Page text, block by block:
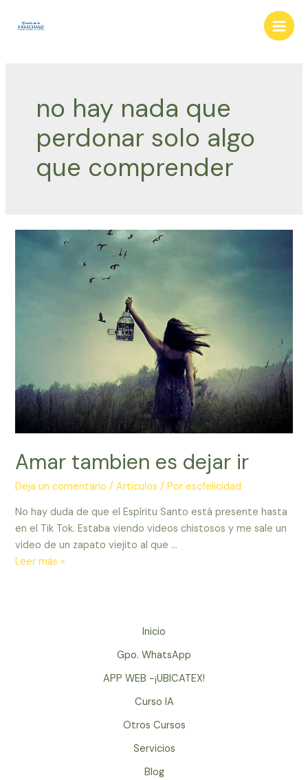
Main
no hay nada que
perdonar solo algo
que comprender
Amar tambien es dejar ir
Deja un comentario /Articulos / Porescfelicidad
No hay duda de que el Espíritu Santo está presente hasta
en el Tik Tok. Estaba viendo videos chistosos y me sale un
video de un zapato viejito al que …
Amar
Leer más »
Inicio
Gpo. WhatsApp
APP WEB -¡UBICATEX!
Curso IA
Otros Cursos
Servicios
Blog